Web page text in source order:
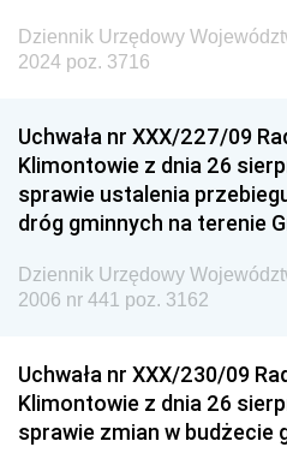
Dziennik Urzędowy
2024 poz. 3716
Uchwała nr XXX/227/09
Klimontowie z dnia 26
sprawie ustalenia
dróg gminnych na terenie
Dziennik Urzędowy
2006 nr 441 poz. 3162
Uchwała nr XXX/230/09
Klimontowie z dnia 26
sprawie zmian w budżecie